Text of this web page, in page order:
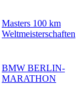
Masters 100 km
Weltmeisterschaften
BMW BERLIN-
MARATHON